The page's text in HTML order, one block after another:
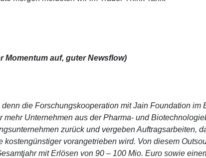
Momentum auf, guter Newsflow)
die Forschungskooperation mit Jain Foundation im
mehr Unternehmen aus der Pharma- und
zurück und vergeben Auftragsarbeiten,
vorangetrieben wird. Von diesem
mit Erlösen von 90 – 100 Mio. Euro sowie